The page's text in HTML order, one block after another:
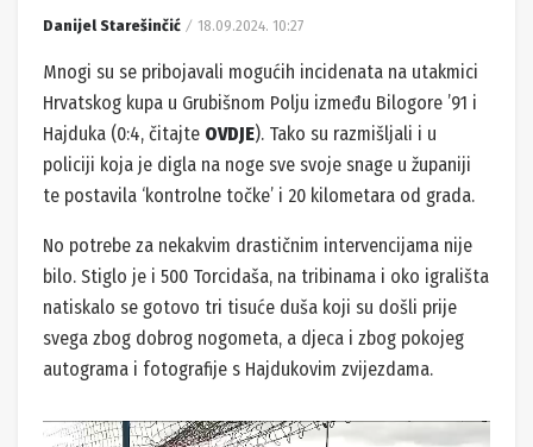
Danijel Starešinčić 18.09.2024. 10:27
Mnogi su se pribojavali mogućih incidenata na utakmici
Hrvatskog kupa u Grubišnom Polju između Bilogore ’91 i
Hajduka (0:4, čitajte OVDJE). Tako su razmišljali i u
policiji koja je digla na noge sve svoje snage u županiji
te postavila ‘kontrolne točke’ i 20 kilometara od grada.
No potrebe za nekakvim drastičnim intervencijama nije
bilo. Stiglo je i 500 Torcidaša, na tribinama i oko igrališta
natiskalo se gotovo tri tisuće duša koji su došli prije
svega zbog dobrog nogometa, a djeca i zbog pokojeg
autograma i fotografije s Hajdukovim zvijezdama.
Reproduktor